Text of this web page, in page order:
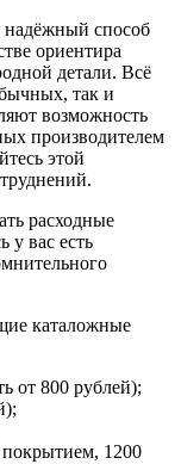
надёжный способ
ориентира
детали. Всё
так и
возможность
производителем
этой
расходные
у вас есть
каталожные
от 800 рублей);
1200